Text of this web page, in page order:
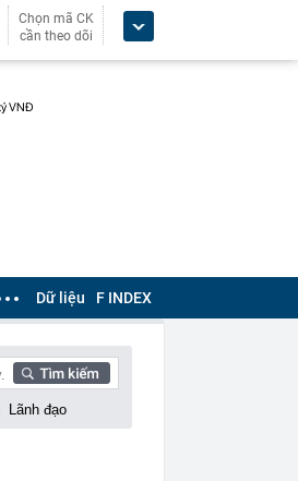
Chọn mã CK
cần theo dõi
Dữ liệu F INDEX
Lãnh đạo